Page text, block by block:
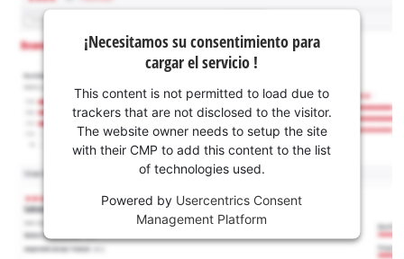
¡Necesitamos su consentimiento para
cargar el servicio !
This content is not permitted to load due to
trackers that are not disclosed to the visitor.
The website owner needs to setup the site
with their CMP to add this content to the list
of technologies used.
Powered by Usercentrics Consent
Management Platform